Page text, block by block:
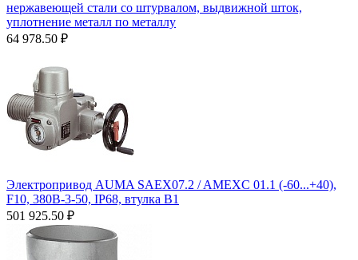
нержавеющей стали со штурвалом, выдвижной шток,
уплотнение металл по металлу
64 978.50 ₽
Электропривод AUMA SAEX07.2 / AMEXC 01.1 (-60...+40),
F10, 380B-3-50, IP68, втулка В1
501 925.50 ₽